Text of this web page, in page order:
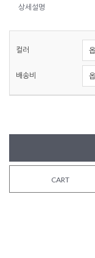
상세설명
컬러
배송비
CART